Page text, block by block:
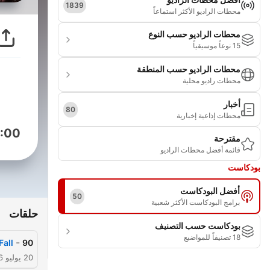
محطات الراديو الأكثر استماعاً
1839
محطات الراديو حسب النوع
15 نوعاً موسيقياً
محطات الراديو حسب المنطقة
محطات راديو محلية
أخبار
محطات إذاعية إخبارية
80
مقترحة
قائمة أفضل محطات الراديو
بودكاست
أفضل البودكاست
برامج البودكاست الأكثر شعبية
50
بودكاست حسب التصنيف
18 تصنيفاً للمواضيع
حلقات
90
-
20 يوليو 2026